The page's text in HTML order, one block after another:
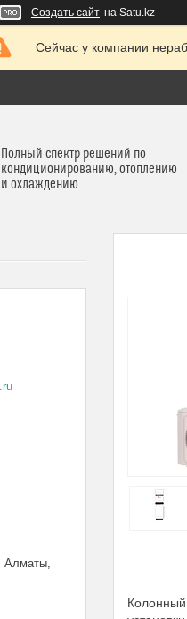
Создать сайт на Satu.kz
Сейчас у компании
Полный спектр решений по
кондиционированию, отоплению
и охлаждению
Алматы,